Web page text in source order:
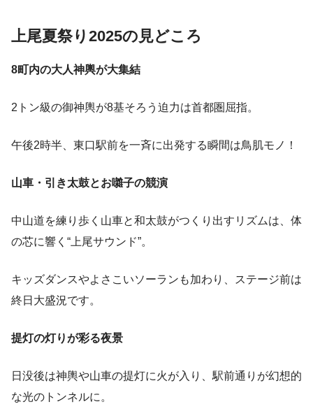
上尾夏祭り2025の見どころ
8町内の大人神輿が大集結
2トン級の御神輿が8基そろう迫力は首都圏屈指。
午後2時半、東口駅前を一斉に出発する瞬間は鳥肌モノ！
山車・引き太鼓とお囃子の競演
中山道を練り歩く山車と和太鼓がつくり出すリズムは、体
の芯に響く“上尾サウンド”。
キッズダンスやよさこいソーランも加わり、ステージ前は
終日大盛況です。
提灯の灯りが彩る夜景
日没後は神輿や山車の提灯に火が入り、駅前通りが幻想的
な光のトンネルに。